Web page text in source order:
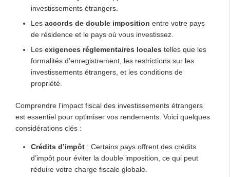
investissements étrangers.
Les accords de double imposition entre votre pays
de résidence et le pays où vous investissez.
Les exigences réglementaires locales telles que les
formalités d’enregistrement, les restrictions sur les
investissements étrangers, et les conditions de
propriété.
Comprendre l’impact fiscal des investissements étrangers
est essentiel pour optimiser vos rendements. Voici quelques
considérations clés :
Crédits d’impôt : Certains pays offrent des crédits
d’impôt pour éviter la double imposition, ce qui peut
réduire votre charge fiscale globale.